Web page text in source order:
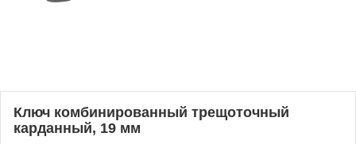
Ключ комбинированный трещоточный
карданный, 19 мм